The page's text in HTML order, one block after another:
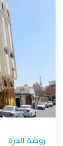
روضة الدرة